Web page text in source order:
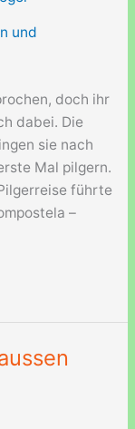
doch ihr
dabei. Die
sie nach
Mal pilgern.
führte
–